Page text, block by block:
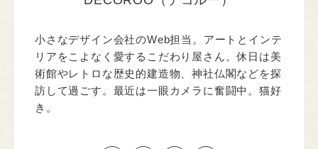
小さなデザイン会社のWeb担当。アートとインテ
リアをこよなく愛するこだわり屋さん。休日は美
術館やレトロな歴史的建造物、神社仏閣などを探
訪して過ごす。最近は一眼カメラに奮闘中。猫好
き。